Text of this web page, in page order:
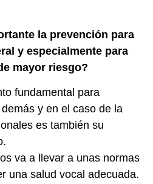
la prevención para
y especialmente para
mayor riesgo?
fundamental para
y en el caso de la
es también su
va a llevar a unas normas
una salud vocal adecuada.